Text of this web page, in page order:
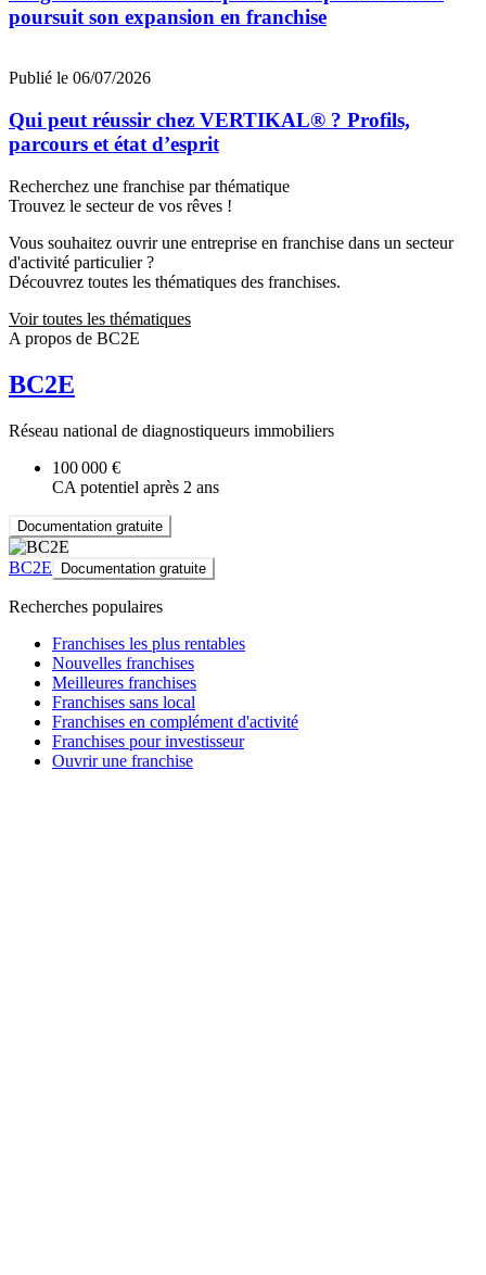
poursuit son expansion en franchise
Publié le 06/07/2026
Qui peut réussir chez VERTIKAL® ? Profils,
parcours et état d’esprit
Recherchez une franchise par thématique
Trouvez le secteur de vos rêves !
Vous souhaitez ouvrir une entreprise en franchise dans un secteur
d'activité particulier ?
Découvrez toutes les thématiques des franchises.
Voir toutes les thématiques
A propos de BC2E
BC2E
Réseau national de diagnostiqueurs immobiliers
100 000 €
CA potentiel après 2 ans
Documentation gratuite
BC2E Documentation gratuite
Recherches populaires
Franchises les plus rentables
Nouvelles franchises
Meilleures franchises
Franchises sans local
Franchises en complément d'activité
Franchises pour investisseur
Ouvrir une franchise